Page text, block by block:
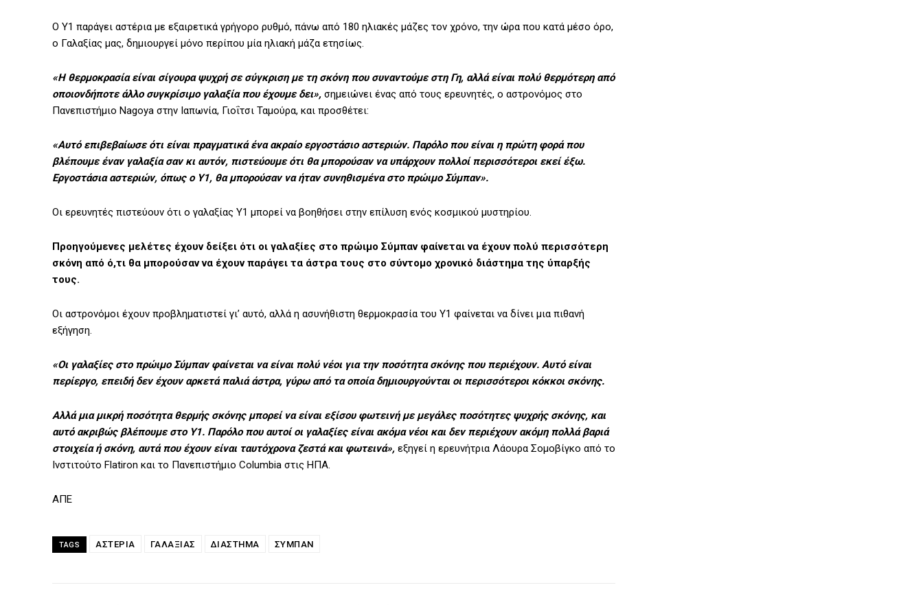
Ο Y1 παράγει αστέρια με εξαιρετικά γρήγορο ρυθμό, πάνω από 180 ηλιακές μάζες τον χρόνο, την ώρα που κατά μέσο όρο,
ο Γαλαξίας μας, δημιουργεί μόνο περίπου μία ηλιακή μάζα ετησίως.
«Η θερμοκρασία είναι σίγουρα ψυχρή σε σύγκριση με τη σκόνη που συναντούμε στη Γη, αλλά είναι πολύ θερμότερη από
οποιονδήποτε άλλο συγκρίσιμο γαλαξία που έχουμε δει», σημειώνει ένας από τους ερευνητές, ο αστρονόμος στο
Πανεπιστήμιο Nagoya στην Ιαπωνία, Γιοΐτσι Ταμούρα, και προσθέτει:
«Αυτό επιβεβαίωσε ότι είναι πραγματικά ένα ακραίο εργοστάσιο αστεριών. Παρόλο που είναι η πρώτη φορά που
βλέπουμε έναν γαλαξία σαν κι αυτόν, πιστεύουμε ότι θα μπορούσαν να υπάρχουν πολλοί περισσότεροι εκεί έξω.
Εργοστάσια αστεριών, όπως ο Y1, θα μπορούσαν να ήταν συνηθισμένα στο πρώιμο Σύμπαν».
Οι ερευνητές πιστεύουν ότι ο γαλαξίας Y1 μπορεί να βοηθήσει στην επίλυση ενός κοσμικού μυστηρίου.
Προηγούμενες μελέτες έχουν δείξει ότι οι γαλαξίες στο πρώιμο Σύμπαν φαίνεται να έχουν πολύ περισσότερη
σκόνη από ό,τι θα μπορούσαν να έχουν παράγει τα άστρα τους στο σύντομο χρονικό διάστημα της ύπαρξής
τους.
Οι αστρονόμοι έχουν προβληματιστεί γι’ αυτό, αλλά η ασυνήθιστη θερμοκρασία του Y1 φαίνεται να δίνει μια πιθανή
εξήγηση.
«Οι γαλαξίες στο πρώιμο Σύμπαν φαίνεται να είναι πολύ νέοι για την ποσότητα σκόνης που περιέχουν. Αυτό είναι
περίεργο, επειδή δεν έχουν αρκετά παλιά άστρα, γύρω από τα οποία δημιουργούνται οι περισσότεροι κόκκοι σκόνης.
Αλλά μια μικρή ποσότητα θερμής σκόνης μπορεί να είναι εξίσου φωτεινή με μεγάλες ποσότητες ψυχρής σκόνης, και
αυτό ακριβώς βλέπουμε στο Y1. Παρόλο που αυτοί οι γαλαξίες είναι ακόμα νέοι και δεν περιέχουν ακόμη πολλά βαριά
στοιχεία ή σκόνη, αυτά που έχουν είναι ταυτόχρονα ζεστά και φωτεινά», εξηγεί η ερευνήτρια Λάουρα Σομοβίγκο από το
Ινστιτούτο Flatiron και το Πανεπιστήμιο Columbia στις ΗΠΑ.
ΑΠΕ
TAGS ΑΣΤΈΡΙΑ ΓΑΛΑΞΊΑΣ ΔΙΑΣΤΗΜΑ ΣΎΜΠΑΝ